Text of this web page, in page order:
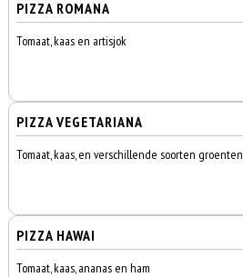
PIZZA ROMANA
Tomaat, kaas en artisjok
PIZZA VEGETARIANA
Tomaat, kaas, en verschillende soorten groenten
PIZZA HAWAI
Tomaat, kaas, ananas en ham